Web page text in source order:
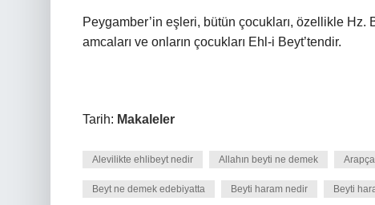
Peygamber’in eşleri, bütün çocukları, özellikle
amcaları ve onların çocukları Ehl-i Beyt’tendir.
Tarih: Makaleler
Alevilikte ehlibeyt nedir Allahın beyti ne demek
Beyt ne demek edebiyatta Beyti haram nedir Beyti